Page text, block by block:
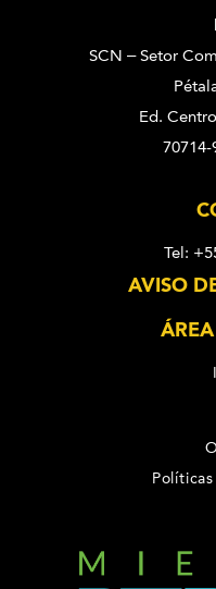
SCN – Setor
Ed.
70714-
Tel:
AVISO